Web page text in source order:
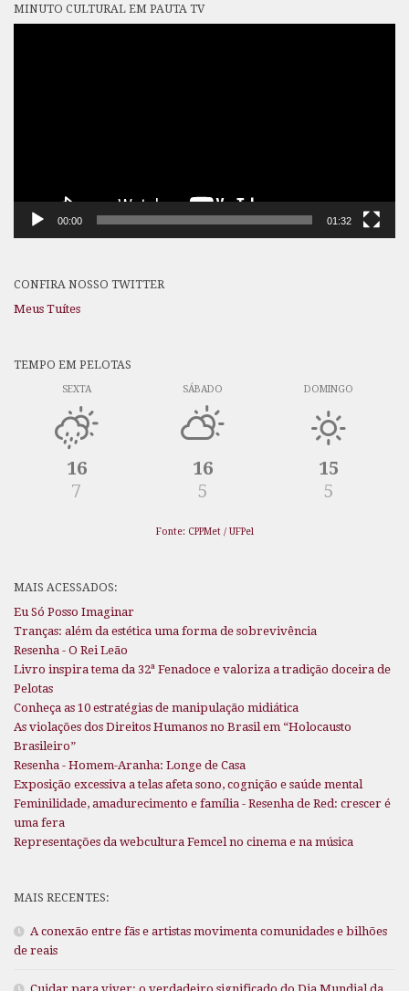
MINUTO CULTURAL EM PAUTA TV
00:00 01:32
CONFIRA NOSSO TWITTER
Meus Tuítes
TEMPO EM PELOTAS
SEXTA
16
7
SÁBADO
16
5
DOMINGO
15
5
Fonte: CPPMet / UFPel
MAIS ACESSADOS:
Eu Só Posso Imaginar
Tranças: além da estética uma forma de sobrevivência
Resenha - O Rei Leão
Livro inspira tema da 32ª Fenadoce e valoriza a tradição doceira de
Pelotas
Conheça as 10 estratégias de manipulação midiática
As violações dos Direitos Humanos no Brasil em “Holocausto
Brasileiro”
Resenha - Homem-Aranha: Longe de Casa
Exposição excessiva a telas afeta sono, cognição e saúde mental
Feminilidade, amadurecimento e família - Resenha de Red: crescer é
uma fera
Representações da webcultura Femcel no cinema e na música
MAIS RECENTES:
A conexão entre fãs e artistas movimenta comunidades e bilhões
de reais